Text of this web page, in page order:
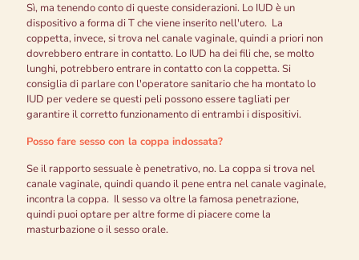
Sì, ma tenendo conto di queste considerazioni. Lo IUD è un
dispositivo a forma di T che viene inserito nell'utero. La
coppetta, invece, si trova nel canale vaginale, quindi a priori non
dovrebbero entrare in contatto. Lo IUD ha dei fili che, se molto
lunghi, potrebbero entrare in contatto con la coppetta. Si
consiglia di parlare con l'operatore sanitario che ha montato lo
IUD per vedere se questi peli possono essere tagliati per
garantire il corretto funzionamento di entrambi i dispositivi.
Posso fare sesso con la coppa indossata?
Se il rapporto sessuale è penetrativo, no. La coppa si trova nel
canale vaginale, quindi quando il pene entra nel canale vaginale,
incontra la coppa. Il sesso va oltre la famosa penetrazione,
quindi puoi optare per altre forme di piacere come la
masturbazione o il sesso orale.